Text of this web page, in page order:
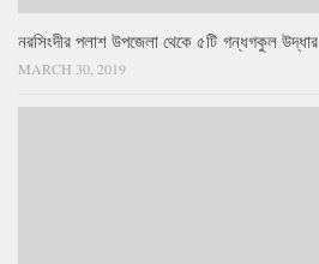
নরসিংদীর পলাশ উপজেলা থেকে ৫টি গন্ধগকুল উদ্ধার
MARCH 30, 2019